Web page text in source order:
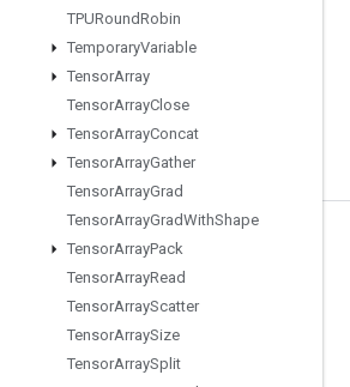
TPURoundRobin
TemporaryVariable
TensorArray
TensorArrayClose
TensorArrayConcat
TensorArrayGather
TensorArrayGrad
TensorArrayGradWithShape
TensorArrayPack
TensorArrayRead
TensorArrayScatter
TensorArraySize
TensorArraySplit
Bağlı kalma
GitHub